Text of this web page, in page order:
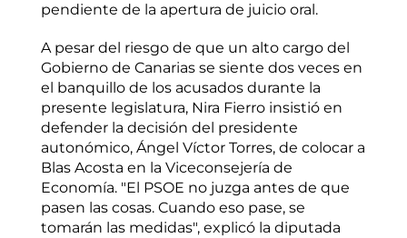
pendiente de la apertura de juicio oral.
A pesar del riesgo de que un alto cargo del
Gobierno de Canarias se siente dos veces en
el banquillo de los acusados durante la
presente legislatura, Nira Fierro insistió en
defender la decisión del presidente
autonómico, Ángel Víctor Torres, de colocar a
Blas Acosta en la Viceconsejería de
Economía. "El PSOE no juzga antes de que
pasen las cosas. Cuando eso pase, se
tomarán las medidas", explicó la diputada